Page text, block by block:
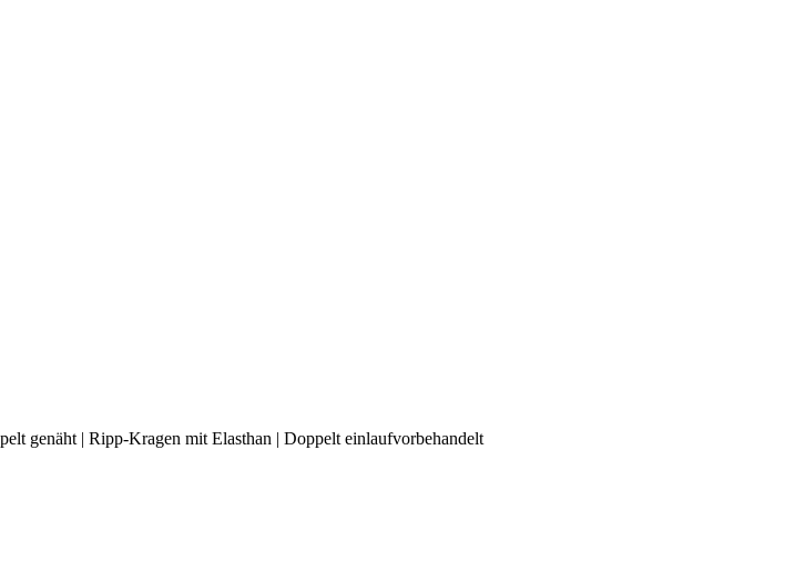
genäht | Ripp-Kragen mit Elasthan | Doppelt einlaufvorbehandelt